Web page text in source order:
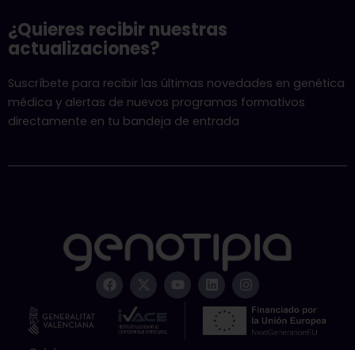
¿Quieres recibir nuestras
actualizaciones?
Suscríbete para recibir las últimas novedades en genética
médica y alertas de nuevos programas formativos
directamente en tu bandeja de entrada
F
a
c
X
-
t
w
i
Y
o
u
L
i
n
k
e
I
n
s
a